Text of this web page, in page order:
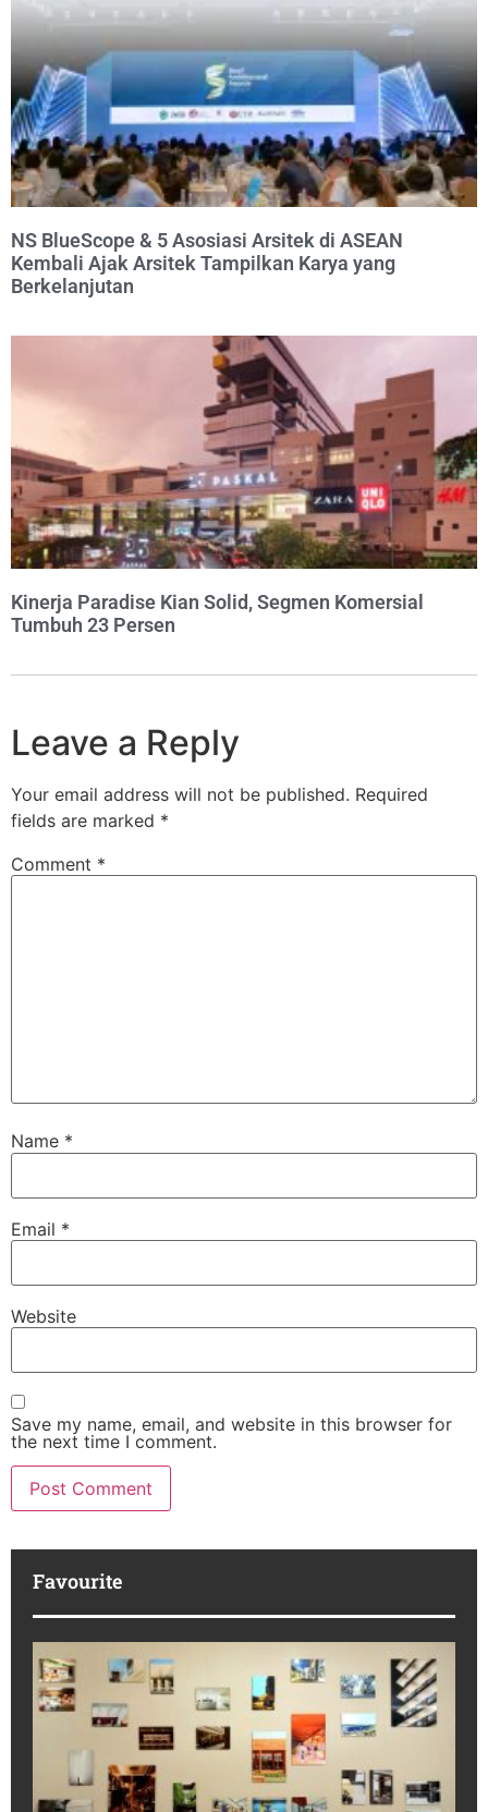
NS BlueScope & 5 Asosiasi Arsitek di ASEAN
Kembali Ajak Arsitek Tampilkan Karya yang
Berkelanjutan
Kinerja Paradise Kian Solid, Segmen Komersial
Tumbuh 23 Persen
Leave a Reply
Your email address will not be published. Required
fields are marked *
Comment *
Name *
Email *
Website
Save my name, email, and website in this browser for
the next time I comment.
Favourite